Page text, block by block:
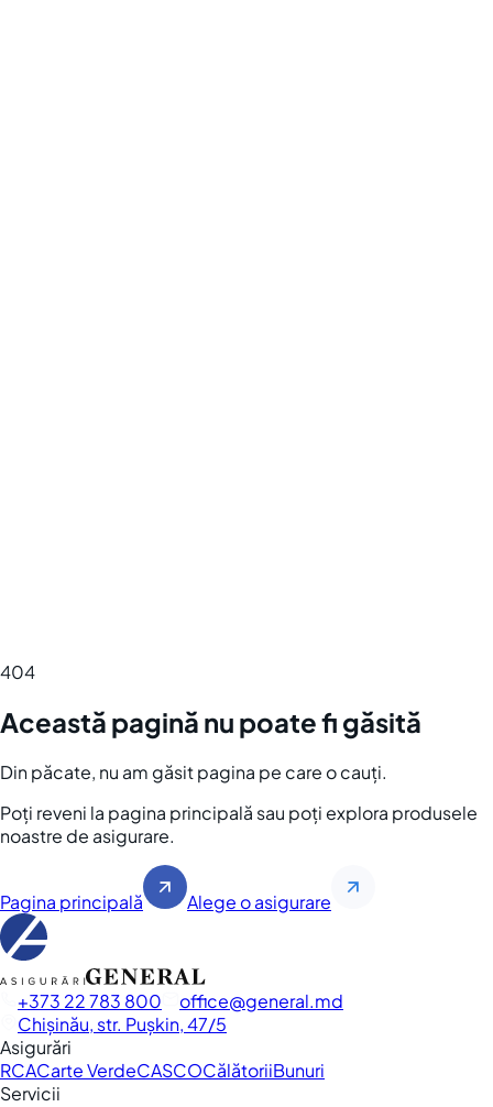
404
Această pagină nu poate fi găsită
Din păcate, nu am găsit pagina pe care o cauți.
Poți reveni la pagina principală sau poți explora produsele
noastre de asigurare.
Pagina principală Alege o asigurare
+373 22 783 800 office
general.md
Chișinău, str. Pușkin, 47/5
Asigurări
RCACarte VerdeCASCOCălătoriiBunuri
Servicii